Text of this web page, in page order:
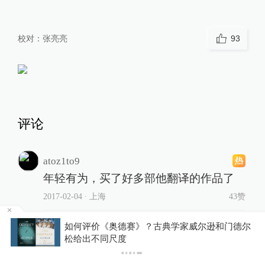
校对： 张亮亮 93
评论
atoz1to9
年轻有为，买了好多部他翻译的作品了
2017-02-04∙ 上海 43赞
叉角羚日报
别的不说，光是德国的十几种爵位就能
把初涉欧洲史的人搞疯
你有
如何评价《奥德赛》？古典学家威尔逊和门德尔
松给出不同尺度